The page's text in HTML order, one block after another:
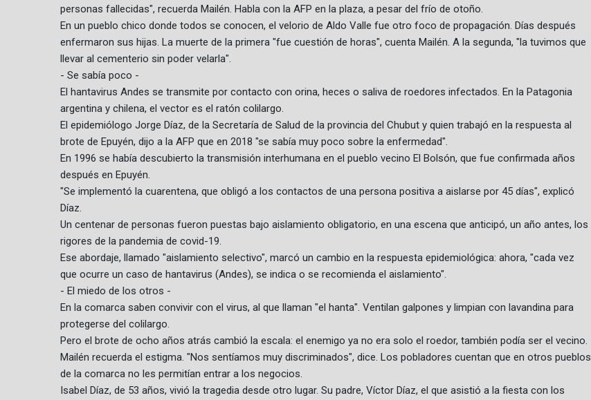
personas fallecidas", recuerda Mailén. Habla con la AFP en la plaza, a pesar del frío de otoño.
En un pueblo chico donde todos se conocen, el velorio de Aldo Valle fue otro foco de propagación. Días después
enfermaron sus hijas. La muerte de la primera "fue cuestión de horas", cuenta Mailén. A la segunda, "la tuvimos que
llevar al cementerio sin poder velarla".
- Se sabía poco -
El hantavirus Andes se transmite por contacto con orina, heces o saliva de roedores infectados. En la Patagonia
argentina y chilena, el vector es el ratón colilargo.
El epidemiólogo Jorge Díaz, de la Secretaría de Salud de la provincia del Chubut y quien trabajó en la respuesta al
brote de Epuyén, dijo a la AFP que en 2018 "se sabía muy poco sobre la enfermedad".
En 1996 se había descubierto la transmisión interhumana en el pueblo vecino El Bolsón, que fue confirmada años
después en Epuyén.
"Se implementó la cuarentena, que obligó a los contactos de una persona positiva a aislarse por 45 días", explicó
Díaz.
Un centenar de personas fueron puestas bajo aislamiento obligatorio, en una escena que anticipó, un año antes, los
rigores de la pandemia de covid-19.
Ese abordaje, llamado "aislamiento selectivo", marcó un cambio en la respuesta epidemiológica: ahora, "cada vez
que ocurre un caso de hantavirus (Andes), se indica o se recomienda el aislamiento".
- El miedo de los otros -
En la comarca saben convivir con el virus, al que llaman "el hanta". Ventilan galpones y limpian con lavandina para
protegerse del colilargo.
Pero el brote de ocho años atrás cambió la escala: el enemigo ya no era solo el roedor, también podía ser el vecino.
Mailén recuerda el estigma. "Nos sentíamos muy discriminados", dice. Los pobladores cuentan que en otros pueblos
de la comarca no les permitían entrar a los negocios.
Isabel Díaz, de 53 años, vivió la tragedia desde otro lugar. Su padre, Víctor Díaz, el que asistió a la fiesta con los